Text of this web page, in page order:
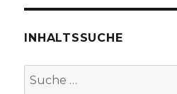
INHALTSSUCHE
Suche